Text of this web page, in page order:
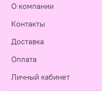
О компании
Контакты
Доставка
Оплата
Личный кабинет